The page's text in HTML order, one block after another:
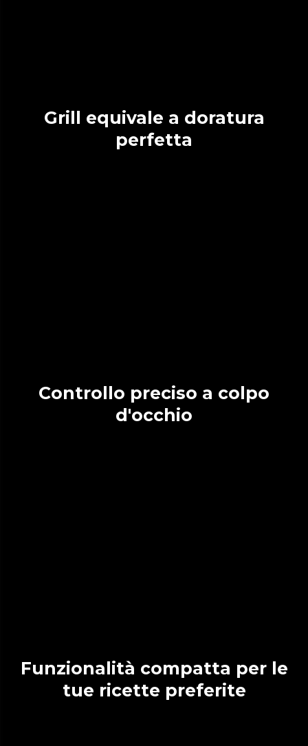
Grill equivale a doratura
perfetta
Controllo preciso a colpo
d'occhio
Funzionalità compatta per le
tue ricette preferite